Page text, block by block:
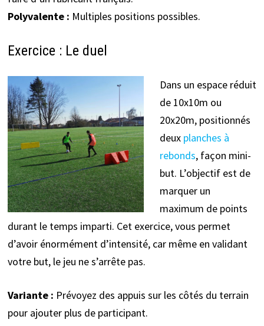
Polyvalente : Multiples positions possibles.
Exercice : Le duel
Dans un espace réduit
de 10x10m ou
20x20m, positionnés
deux planches à
rebonds, façon mini-
but. L’objectif est de
marquer un
maximum de points
durant le temps imparti. Cet exercice, vous permet
d’avoir énormément d’intensité, car même en validant
votre but, le jeu ne s’arrête pas.
Variante : Prévoyez des appuis sur les côtés du terrain
pour ajouter plus de participant.